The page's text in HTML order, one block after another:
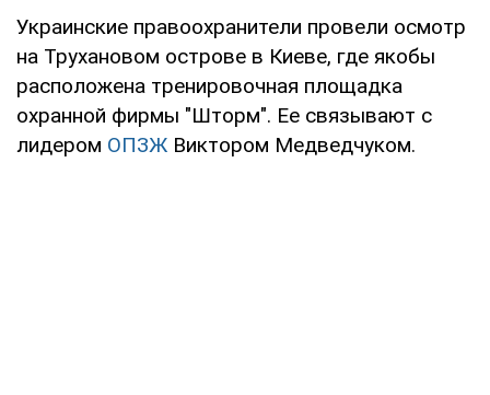
Украинские правоохранители провели осмотр
на Трухановом острове в Киеве, где якобы
расположена тренировочная площадка
охранной фирмы "Шторм". Ее связывают с
лидером ОПЗЖ Виктором Медведчуком.